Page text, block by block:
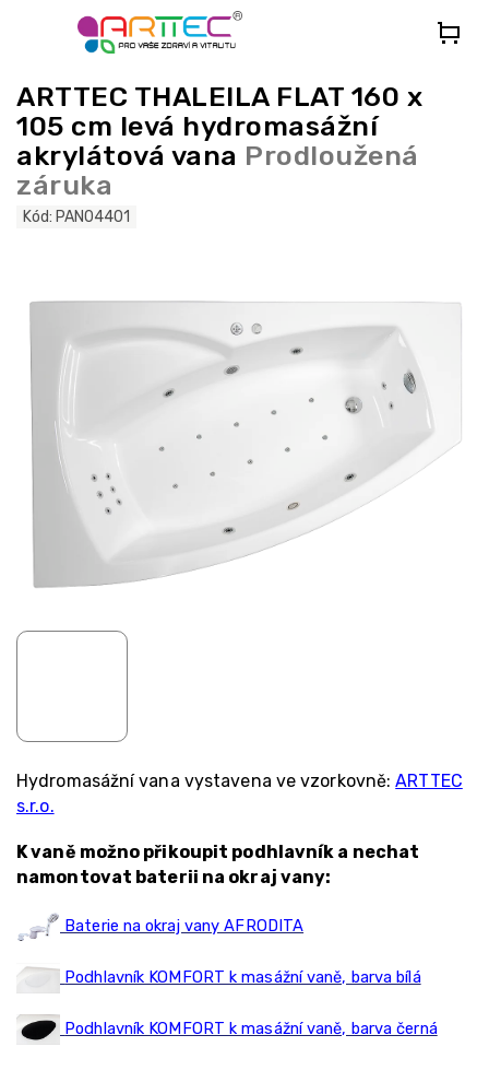
ARTTEC THALEILA FLAT 160 x
105 cm levá hydromasážní
akrylátová vana Prodloužená
záruka
Kód: PAN04401
Hydromasážní vana vystavena ve vzorkovně:ARTTEC
s.r.o.
K vaně možno přikoupit podhlavník a nechat
namontovat baterii na okraj vany:
Baterie na okraj vany AFRODITA
Podhlavník KOMFORT k masážní vaně, barva bílá
Podhlavník KOMFORT k masážní vaně, barva černá